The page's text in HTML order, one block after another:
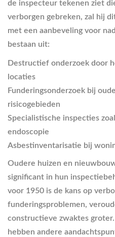
de inspecteur tekenen ziet
verborgen gebreken, zal hij
met een aanbeveling voor
bestaan uit:
Destructief onderzoek door
locaties
Funderingsonderzoek bij
risicogebieden
Specialistische inspecties
endoscopie
Asbestinventarisatie bij
Oudere huizen en
significant in hun
voor 1950 is de kans op
funderingsproblemen,
constructieve zwaktes
hebben andere